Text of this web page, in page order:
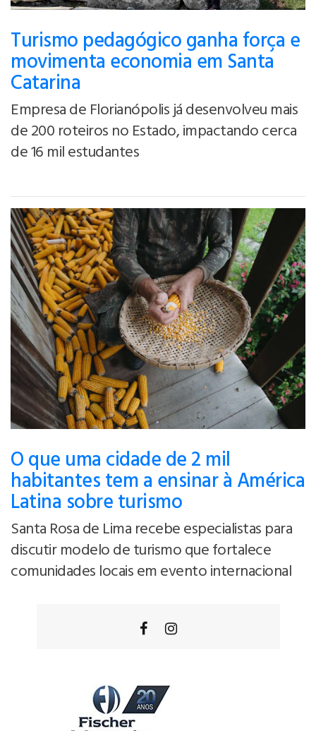
Turismo pedagógico ganha força e
movimenta economia em Santa
Catarina
Empresa de Florianópolis já desenvolveu mais
de 200 roteiros no Estado, impactando cerca
de 16 mil estudantes
O que uma cidade de 2 mil
habitantes tem a ensinar à América
Latina sobre turismo
Santa Rosa de Lima recebe especialistas para
discutir modelo de turismo que fortalece
comunidades locais em evento internacional